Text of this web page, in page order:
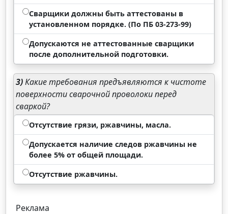
Сварщики должны быть аттестованы в
установленном порядке. (По ПБ 03-273-99)
Допускаются не аттестованные сварщики
после дополнительной подготовки.
3)Какие требования предъявляются к чистоте
поверхности сварочной проволоки перед
сваркой?
Отсутствие грязи, ржавчины, масла.
Допускается наличие следов ржавчины не
более 5% от общей площади.
Отсутствие ржавчины.
Реклама